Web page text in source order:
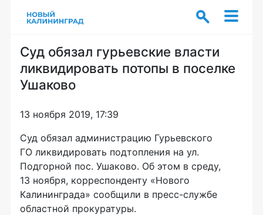
Суд обязал гурьевские власти
ликвидировать потопы в поселке
Ушаково
13 ноября 2019, 17:39
Суд обязал администрацию Гурьевского
ГО ликвидировать подтопления на ул.
Подгорной пос. Ушаково. Об этом в среду,
13 ноября, корреспонденту «Нового
Калининграда» сообщили в пресс-службе
областной прокуратуры.